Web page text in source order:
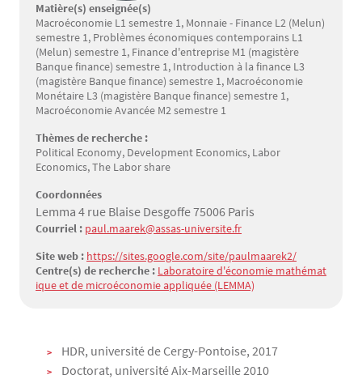
Matière(s) enseignée(s)
Macroéconomie L1 semestre 1, Monnaie - Finance L2 (Melun)
semestre 1, Problèmes économiques contemporains L1
(Melun) semestre 1, Finance d'entreprise M1 (magistère
Banque finance) semestre 1, Introduction à la finance L3
(magistère Banque finance) semestre 1, Macroéconomie
Monétaire L3 (magistère Banque finance) semestre 1,
Macroéconomie Avancée M2 semestre 1
Thèmes de recherche :
Political Economy, Development Economics, Labor
Economics, The Labor share
Coordonnées
Lemma 4 rue Blaise Desgoffe 75006 Paris
Courriel : paul.maarek@assas-universite.fr
Site web : https://sites.google.com/site/paulmaarek2/
Centre(s) de recherche : Laboratoire d'économie mathémat
ique et de microéconomie appliquée (LEMMA)
TexteHDR, université de Cergy-Pontoise, 2017
Doctorat, université Aix-Marseille 2010